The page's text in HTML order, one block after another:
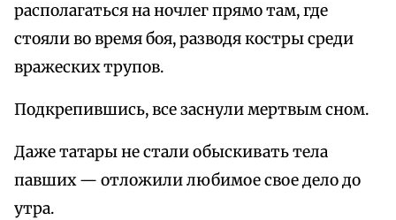
располагаться на ночлег прямо там, где
стояли во время боя, разводя костры среди
вражеских трупов.
Подкрепившись, все заснули мертвым сном.
Даже татары не стали обыскивать тела
павших — отложили любимое свое дело до
утра.